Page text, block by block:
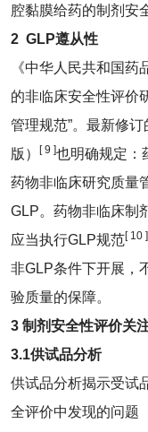
腔黏膜给药的制剂安
2 GLP遵从性
《中华人民共和国药
的非临床安全性评价
管理规范”。最新修
版）
[ 9 ]也明确规定：
药物非临床研究质量
GLP。药物非临床制
应当执行GLP规范[ 10 ]
非GLP条件下开展，
验质量的保障。
3 制剂安全性评价关
3.1供试品分析
供试品分析揭示受试
全评价中发现的问题